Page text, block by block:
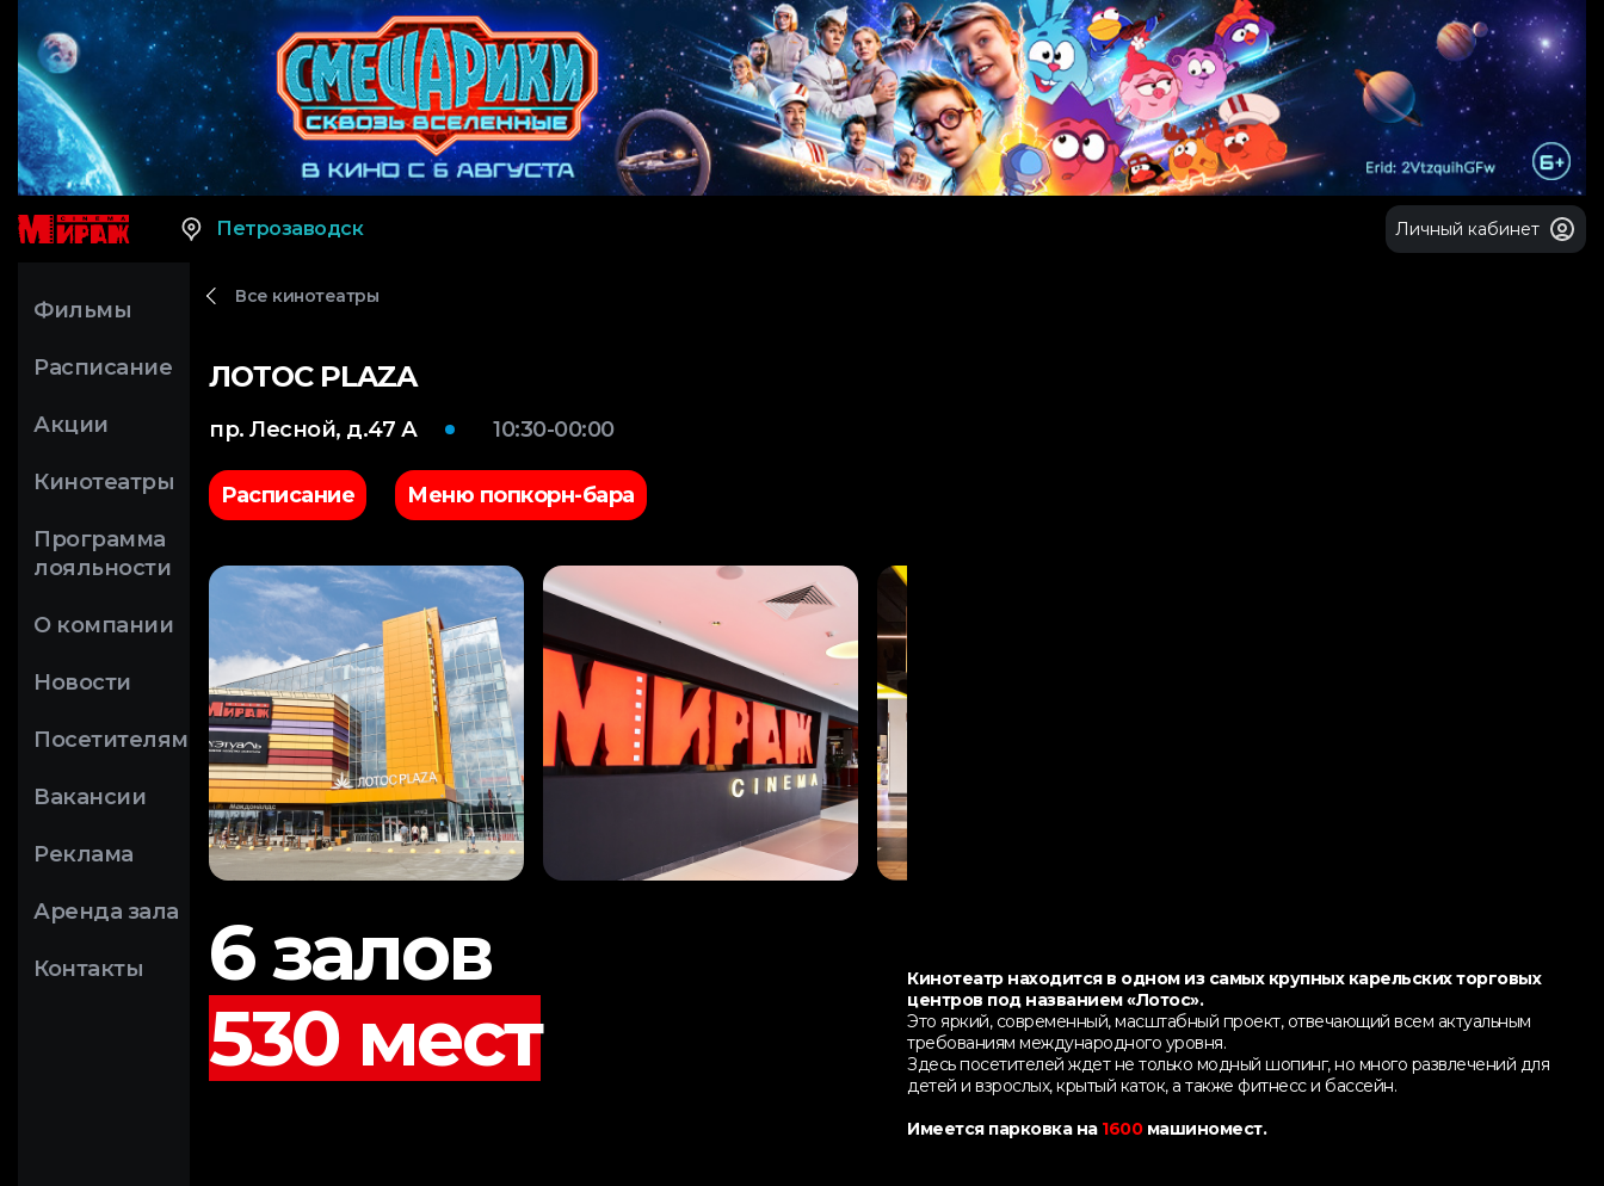
Петрозаводск Личный кабинет
Фильмы
Расписание
Акции
Кинотеатры
Программа
лояльности
О компании
Новости
Посетителям
Вакансии
Реклама
Аренда зала
Контакты
Все кинотеатры
ЛОТОС PLAZA
пр. Леcной, д.47 А 10:30-00:00
Расписание Меню попкорн-бара
6 залов
530 мест
Кинотеатр находится в одном из самых крупных карельских торговых
центров под названием «Лотос».
Это яркий, современный, масштабный проект, отвечающий всем актуальным
требованиям международного уровня.
Здесь посетителей ждет не только модный шопинг, но много развлечений для
детей и взрослых, крытый каток, а также фитнесс и бассейн.
Имеется парковка на 1600машиномест.